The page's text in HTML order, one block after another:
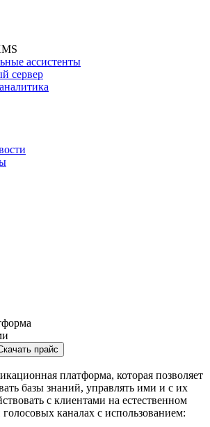
ассистенты
сервер
прайс
платформа, которая позволяет
базы знаний, управлять ими и с их
с клиентами на естественном
каналах с использованием: